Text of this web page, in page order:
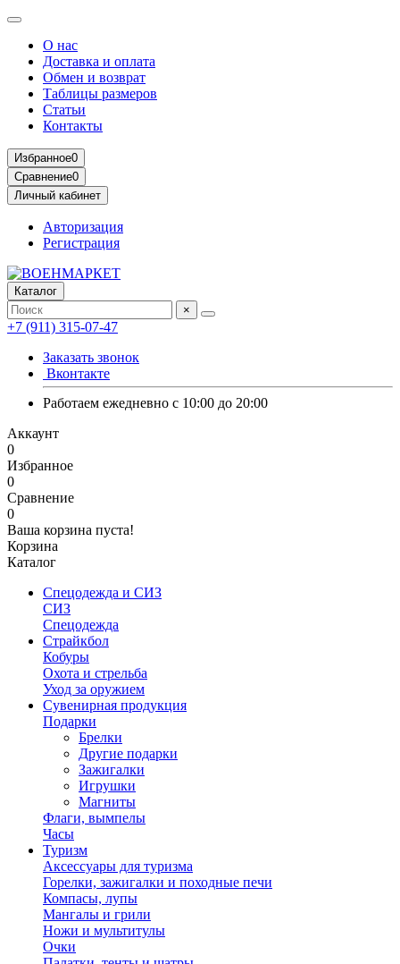
О нас
Доставка и оплата
Обмен и возврат
Таблицы размеров
Статьи
Контакты
Избранное0
Сравнение0
Личный кабинет
Авторизация
Регистрация
Каталог
×
+7 (911) 315-07-47
Заказать звонок
Вконтакте
Работаем ежедневно с 10:00 до 20:00
Аккаунт
0
Избранное
0
Сравнение
0
Ваша корзина пуста!
Корзина
Каталог
Спецодежда и СИЗ
СИЗ
Спецодежда
Страйкбол
Кобуры
Охота и стрельба
Уход за оружием
Сувенирная продукция
Подарки
Брелки
Другие подарки
Зажигалки
Игрушки
Магниты
Флаги, вымпелы
Часы
Туризм
Аксессуары для туризма
Горелки, зажигалки и походные печи
Компасы, лупы
Мангалы и грили
Ножи и мультитулы
Очки